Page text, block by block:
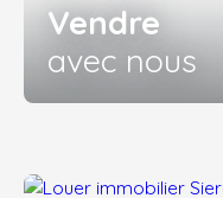
Vendre
avec nous